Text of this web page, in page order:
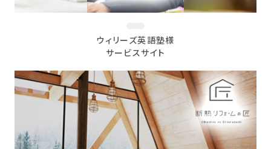
ウィリーズ英語塾様
サービスサイト